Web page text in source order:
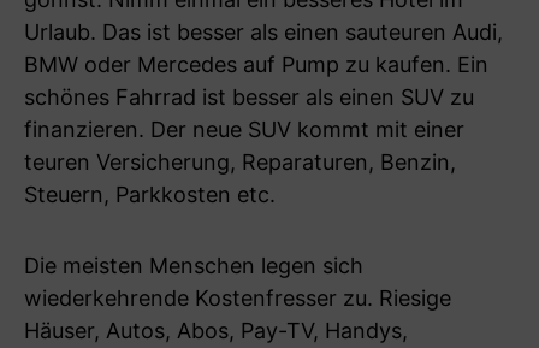
Urlaub. Das ist besser als einen sauteuren Audi,
BMW oder Mercedes auf Pump zu kaufen. Ein
schönes Fahrrad ist besser als einen SUV zu
finanzieren. Der neue SUV kommt mit einer
teuren Versicherung, Reparaturen, Benzin,
Steuern, Parkkosten etc.
Die meisten Menschen legen sich
wiederkehrende Kostenfresser zu. Riesige
Häuser, Autos, Abos, Pay-TV, Handys,